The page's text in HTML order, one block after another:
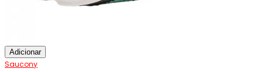
Adicionar
Saucony